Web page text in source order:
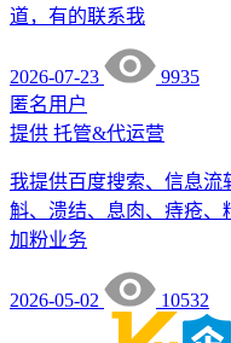
道，有的联系我
2026-07-23
9935
匿名用户
提供 托管&代运营
我提供百度搜索、信息流
斛、溃结、息肉、痔疮、
加粉业务
2026-05-02 10532